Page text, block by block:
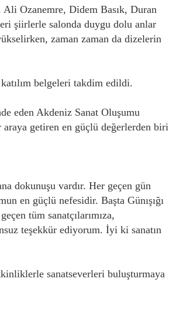
Ali Ozanemre, Didem Basık, Duran
şiirlerle salonda duygu dolu anlar
zaman zaman da dizelerin
belgeleri takdim edildi.
eden Akdeniz Sanat Oluşumu
getiren en güçlü değerlerden biri
dokunuşu vardır. Her geçen gün
en güçlü nefesidir. Başta Günışığı
tüm sanatçılarımıza,
teşekkür ediyorum. İyi ki sanatın
sanatseverleri buluşturmaya